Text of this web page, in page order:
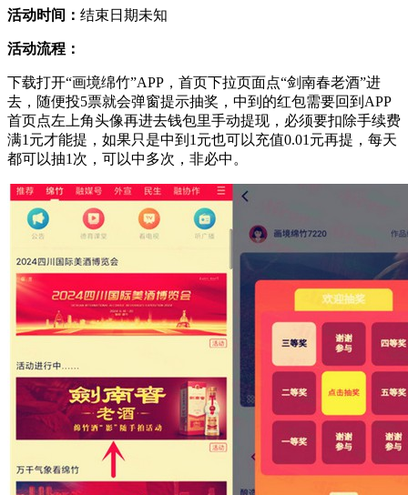
活动时间： 结束日期未知
活动流程：
下载打开“画境绵竹”APP，首页下拉页面点“剑南春老酒”进
去，随便投5票就会弹窗提示抽奖，中到的红包需要回到APP
首页点左上角头像再进去钱包里手动提现，必须要扣除手续费
满1元才能提，如果只是中到1元也可以充值0.01元再提，每天
都可以抽1次，可以中多次，非必中。